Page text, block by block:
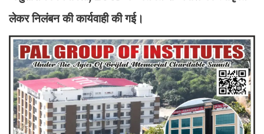
लेकर निलंबन की कार्यवाही की गई।